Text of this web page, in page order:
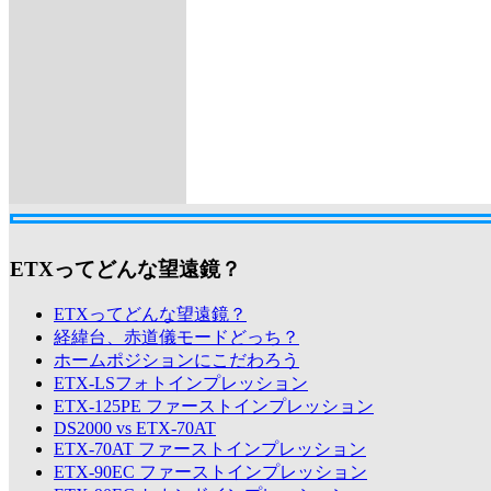
ETXってどんな望遠鏡？
ETXってどんな望遠鏡？
経緯台、赤道儀モードどっち？
ホームポジションにこだわろう
ETX-LSフォトインプレッション
ETX-125PE ファーストインプレッション
DS2000 vs ETX-70AT
ETX-70AT ファーストインプレッション
ETX-90EC ファーストインプレッション